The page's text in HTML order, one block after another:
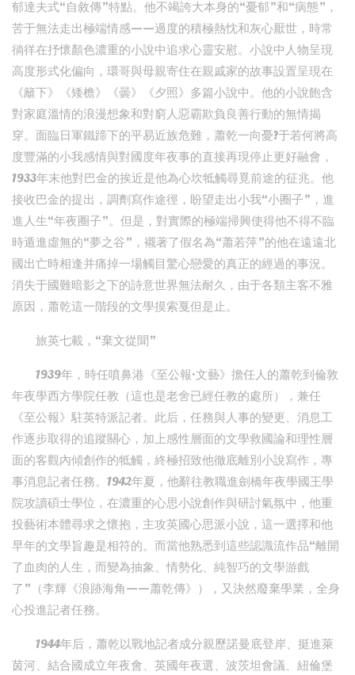
郁達夫式“自敘傳”特點。他不竭誇大本身的“憂郁”和“病態”，
苦于無法走出極端情感——過度的積極熱忱和灰心厭世，時常
徜徉在抒懷顏色濃重的小說中追求心靈安慰。小說中人物呈現
高度形式化偏向，環哥與母親寄住在親戚家的故事設置呈現在
《籬下》《矮檐》《曇》《夕照》多篇小說中。他的小說飽含
對家庭溫情的浪漫想象和對窮人惡霸欺負良善行動的無情揭
穿。面臨日軍鐵蹄下的平易近族危難，蕭乾一向憂?于若何將高
度豐滿的小我感情與對國度年夜事的直接再現停止更好融會，
1933年末他對巴金的挨近是他為心坎牴觸尋覓前途的征兆。他
接收巴金的提出，調劑寫作途徑，盼望走出小我“小圈子”，進
進人生“年夜圈子”。但是，對實際的極端掃興使得他不得不臨
時遁進虛無的“夢之谷”，襯著了假名為“蕭若萍”的他在遠遠北
國出亡時相逢并痛掉一場觸目驚心戀愛的真正的經過的事況。
消失于國難暗影之下的詩意世界無法耐久，由于各類主客不雅
原因，蕭乾這一階段的文學摸索戛但是止。
旅英七載，“棄文從聞”
1939年，時任噴鼻港《至公報·文藝》擔任人的蕭乾到倫敦
年夜學西方學院任教（這也是老舍已經任教的處所），兼任
《至公報》駐英特派記者。此后，任務與人事的變更、消息工
作逐步取得的追蹤關心，加上感性層面的文學救國論和理性層
面的客觀內傾創作的牴觸，終極招致他徹底離別小說寫作，專
事消息記者任務。1942年夏，他辭往教職進劍橋年夜學國王學
院攻讀碩士學位，在濃重的心思小說創作與研討氣氛中，他重
投藝術本體尋求之懷抱，主攻英國心思派小說，這一選擇和他
早年的文學旨趣是相符的。而當他熟悉到這些認識流作品“離開
了血肉的人生，而變為抽象、情勢化、純智巧的文學游戲
了”（李輝《浪跡海角——蕭乾傳》），又決然廢棄學業，全身
心投進記者任務。
1944年后，蕭乾以戰地記者成分親歷諾曼底登岸、挺進萊
茵河、結合國成立年夜會、英國年夜選、波茨坦會議、紐倫堡